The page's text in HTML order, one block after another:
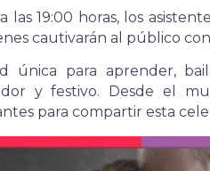
las 19:00 horas, los
cautivarán al público
única para aprender,
y festivo. Desde el
para compartir esta